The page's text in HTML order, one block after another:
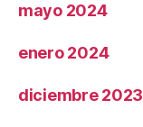
mayo 2024
enero 2024
diciembre 2023